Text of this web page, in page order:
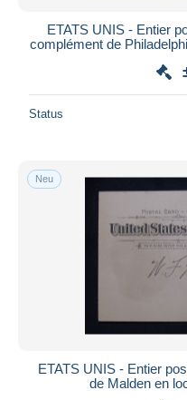
ETATS UNIS - Entier
complément de
Status
Neu
ETATS UNIS - Entier
de Malden en